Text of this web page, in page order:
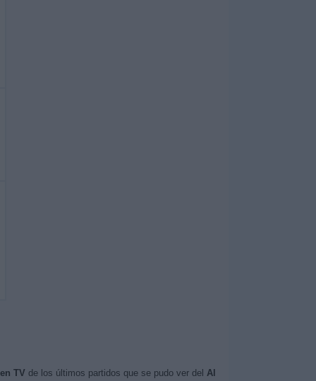
TV de los últimos partidos que se pudo ver del Al